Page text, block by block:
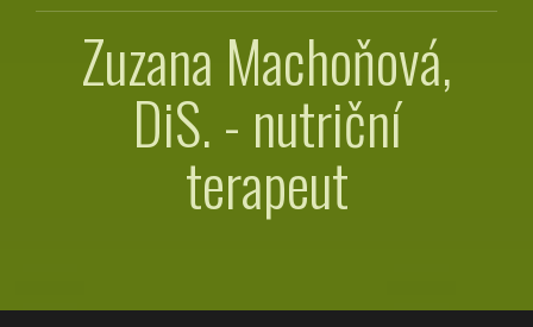
Zuzana Machoňová,
DiS. - nutriční
terapeut